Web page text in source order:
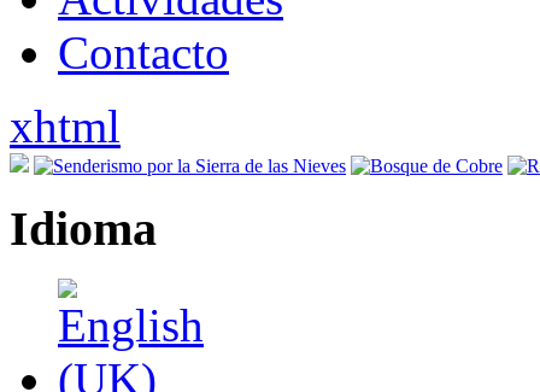
Contacto
xhtml
Idioma